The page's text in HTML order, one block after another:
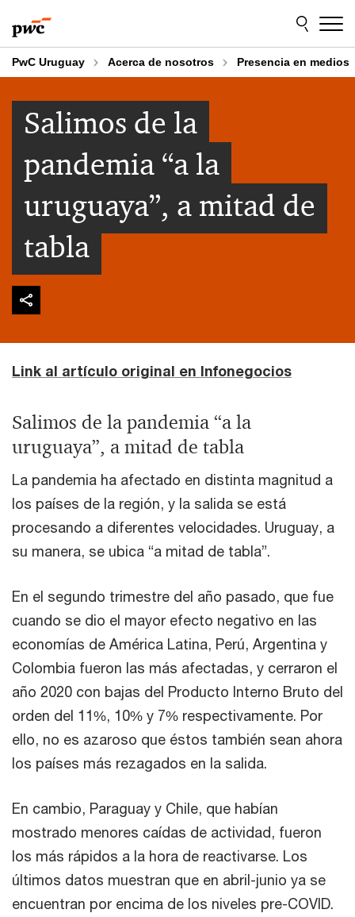
to
content
to
footer
PwC Uruguay Acerca de nosotros Presencia en medios
Salimos de la
pandemia “a la
uruguaya”, a mitad de
tabla
Link al artículo original en Infonegocios
Salimos de la pandemia “a la
uruguaya”, a mitad de tabla
La pandemia ha afectado en distinta magnitud a
los países de la región, y la salida se está
procesando a diferentes velocidades. Uruguay, a
su manera, se ubica “a mitad de tabla”.
En el segundo trimestre del año pasado, que fue
cuando se dio el mayor efecto negativo en las
economías de América Latina, Perú, Argentina y
Colombia fueron las más afectadas, y cerraron el
año 2020 con bajas del Producto Interno Bruto del
orden del 11%, 10% y 7% respectivamente. Por
ello, no es azaroso que éstos también sean ahora
los países más rezagados en la salida.
En cambio, Paraguay y Chile, que habían
mostrado menores caídas de actividad, fueron
los más rápidos a la hora de reactivarse. Los
últimos datos muestran que en abril-junio ya se
encuentran por encima de los niveles pre-COVID.